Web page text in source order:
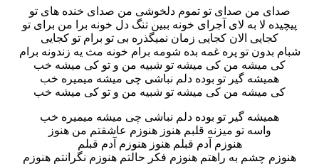
صدای من صدای تو تموم دلخوشی من صدای خنده های تو
پیچیده لا به لای آجرای خونه ببین تنگ دل خونه برا من برای تو
کجایی الان کجایی زمان نمیگذره بی تو برام تو کجایی
شبام بدون تو پره غمه بده شومه برام خونه مث یه زندونه برام
کی میشه من کی میشه تو شبیه من و تو کی میشه خب
همیشه گیر تو بوده دلم نباشی چی میشه میمیره خب
کی میشه من کی میشه تو شبیه من و تو کی میشه خب
همیشه گیر تو بوده دلم نباشی چی میشه میمیره خب
واسه تو میزنه قلبم هنوز هنوزم عاشقتم من هنوز
هنوزم آدم قبلم هنوز هنوزم آدم قبلم
هنوزم چشم به راهتم هنوزم فکر حالتم هنوزم نگرانتم هنوزم